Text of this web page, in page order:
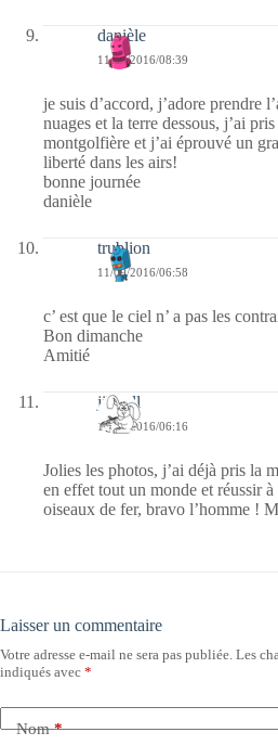
danièle
11/09/2016/08:39
je suis d’accord, j’adore prendre
nuages et la terre dessous, j’ai
montgolfière et j’ai éprouvé un
liberté dans les airs!
bonne journée
danièle
trublion
11/09/2016/06:58
c’ est que le ciel n’ a pas les
Bon dimanche
Amitié
jill bill
11/09/2016/06:16
Jolies les photos, j’ai déjà pris la
en effet tout un monde et réussir
oiseaux de fer, bravo l’homme !
Laisser un commentaire
Votre adresse e-mail ne sera pas publiée. Les
indiqués avec *
Nom*